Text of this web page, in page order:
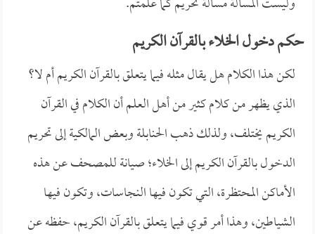
حكم دخول الخلاء بالقرآن الكريم
لكن هذا الكلام هل يقال مثله فيما يتعلق بالقرآن الكريم أم لا؟
الذي يظهر من كلام كثير من أهل العلم أن الكلام في القرآن
الكريم يختلف، ولذلك ذهب الحنابلة وبعض المالكية إلى تحريم
الدخول بالقرآن الكريم إلى الخلاء؛ صيانة للمصحف عن هذه
الأماكن المحتظرة، التي تكون فيها النجاسات، وتكون فيها
الشياطين، وهذا أمر قوي فيما يتعلق بالقرآن الكريم، حفظه عن